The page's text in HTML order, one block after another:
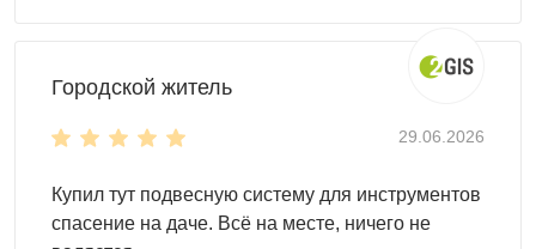
Городской житель
29.06.2026
Купил тут подвесную систему для инструментов
спасение на даче. Всё на месте, ничего не